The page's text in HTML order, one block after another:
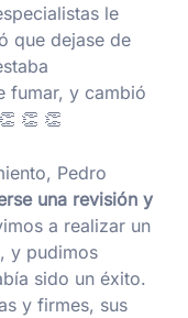
le
que dejase de
fumar, y cambió
👏 👏
Pedro
una revisión y
a realizar un
, y pudimos
sido un éxito.
y firmes, sus